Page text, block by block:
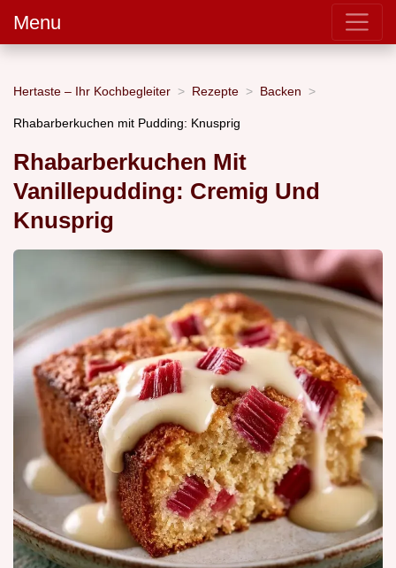
Menu
Hertaste – Ihr Kochbegleiter Rezepte Backen
Rhabarberkuchen mit Pudding: Knusprig
Rhabarberkuchen Mit
Vanillepudding: Cremig Und
Knusprig